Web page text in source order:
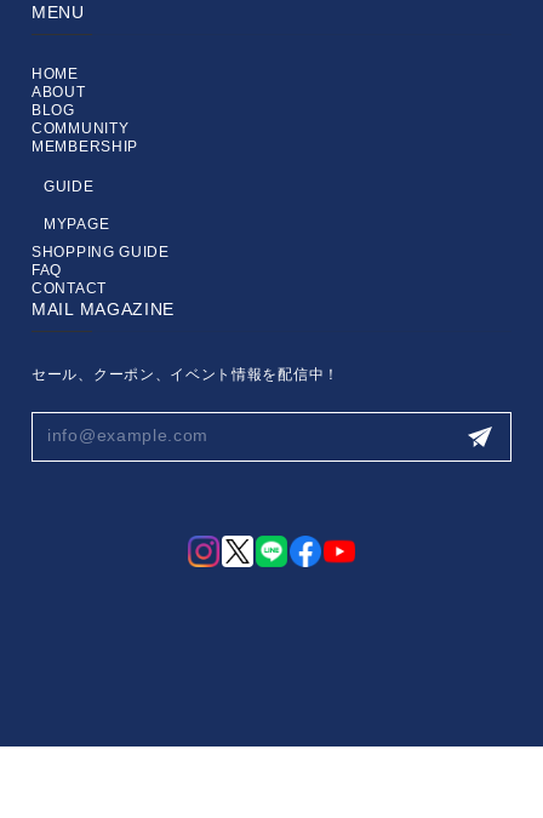
MENU
HOME
ABOUT
BLOG
COMMUNITY
MEMBERSHIP
GUIDE
MYPAGE
SHOPPING GUIDE
FAQ
CONTACT
MAIL MAGAZINE
セール、クーポン、イベント情報を配信中！